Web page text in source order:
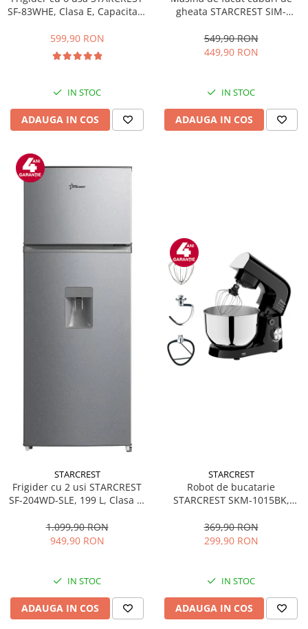
SF-83WHE, Clasa E, Capacitate
Compartiment gheata, H 85
cm, Alb
599,90 RON
IN STOC
ADAUGA IN COS
gheata STARCREST SIM-
Doua dimensiuni pentru
cuburi, Rezervor apa 1.3 l,
549,90 RON
449,90 RON
IN STOC
ADAUGA IN COS
STARCREST
Frigider cu 2 usi STARCREST
SF-204WD-SLE, 199 L, Clasa E,
Termostat Ajustabil, Usi
reversibile, H 143 cm, Argintiu
1.099,90 RON
949,90 RON
IN STOC
ADAUGA IN COS
STARCREST
Robot de bucatarie
STARCREST SKM-1015BK,
Accesorii, 10 Viteze + Pulse,
Negru
369,90 RON
299,90 RON
IN STOC
ADAUGA IN COS